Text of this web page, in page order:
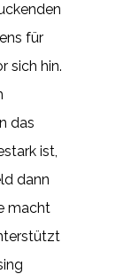
für
sich hin.
das
ist,
dann
macht